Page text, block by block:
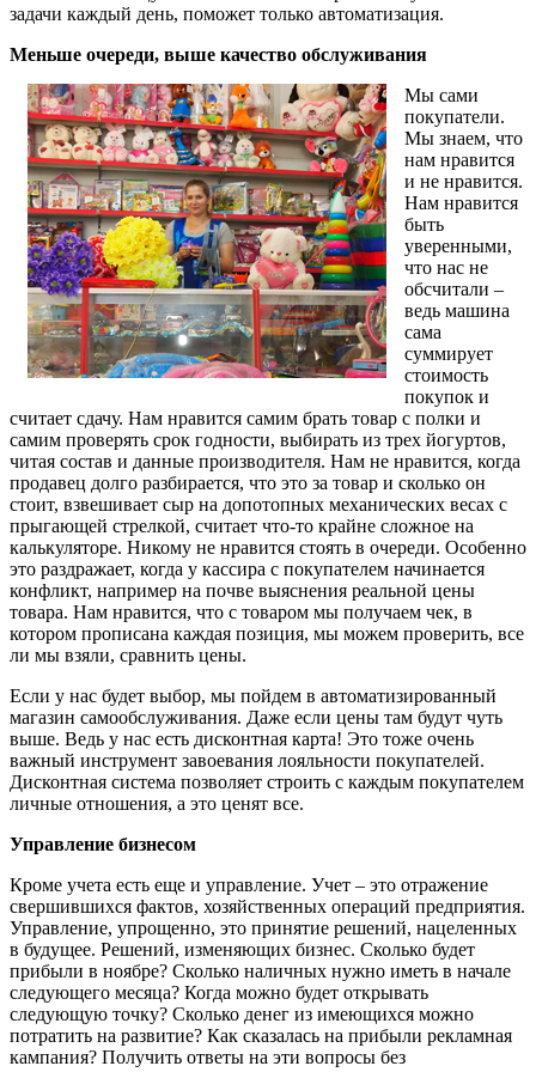
задачи каждый день, поможет только автоматизация.
Меньше очереди, выше качество обслуживания
Мы сами
покупатели.
Мы знаем, что
нам нравится
и не нравится.
Нам нравится
быть
уверенными,
что нас не
обсчитали –
ведь машина
сама
суммирует
стоимость
покупок и
считает сдачу. Нам нравится самим брать товар с полки и
самим проверять срок годности, выбирать из трех йогуртов,
читая состав и данные производителя. Нам не нравится, когда
продавец долго разбирается, что это за товар и сколько он
стоит, взвешивает сыр на допотопных механических весах с
прыгающей стрелкой, считает что-то крайне сложное на
калькуляторе. Никому не нравится стоять в очереди. Особенно
это раздражает, когда у кассира с покупателем начинается
конфликт, например на почве выяснения реальной цены
товара. Нам нравится, что с товаром мы получаем чек, в
котором прописана каждая позиция, мы можем проверить, все
ли мы взяли, сравнить цены.
Если у нас будет выбор, мы пойдем в автоматизированный
магазин самообслуживания. Даже если цены там будут чуть
выше. Ведь у нас есть дисконтная карта! Это тоже очень
важный инструмент завоевания лояльности покупателей.
Дисконтная система позволяет строить с каждым покупателем
личные отношения, а это ценят все.
Управление бизнесом
Кроме учета есть еще и управление. Учет – это отражение
свершившихся фактов, хозяйственных операций предприятия.
Управление, упрощенно, это принятие решений, нацеленных
в будущее. Решений, изменяющих бизнес. Сколько будет
прибыли в ноябре? Сколько наличных нужно иметь в начале
следующего месяца? Когда можно будет открывать
следующую точку? Сколько денег из имеющихся можно
потратить на развитие? Как сказалась на прибыли рекламная
кампания? Получить ответы на эти вопросы без